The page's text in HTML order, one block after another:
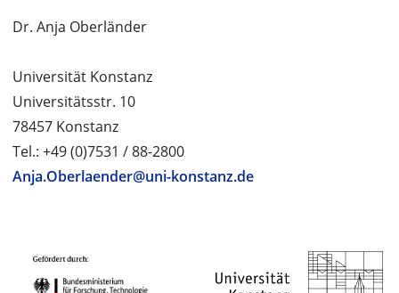
Dr. Anja Oberländer
Universität Konstanz
Universitätsstr. 10
78457 Konstanz
Tel.: +49 (0)7531 / 88-2800
Anja.Oberlaender@uni-konstanz.de